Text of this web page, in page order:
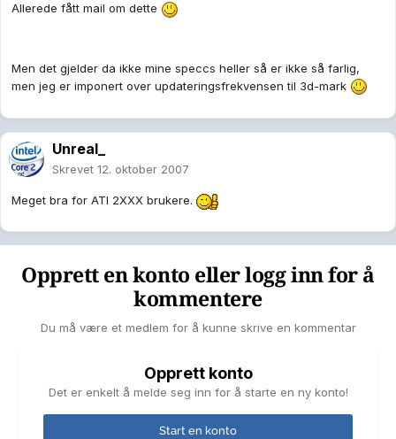
Allerede fått mail om dette
Men det gjelder da ikke mine speccs heller så er ikke så farlig,
men jeg er imponert over updateringsfrekvensen til 3d-mark
Unreal_
Skrevet 12. oktober 2007
Meget bra for ATI 2XXX brukere.
Opprett en konto eller logg inn for å
kommentere
Du må være et medlem for å kunne skrive en kommentar
Opprett konto
Det er enkelt å melde seg inn for å starte en ny konto!
Start en konto